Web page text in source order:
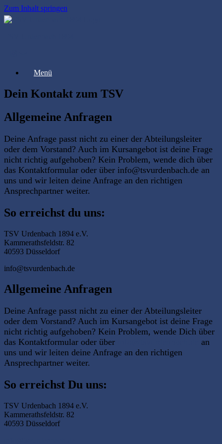
Zum Inhalt springen
Menü
Dein Kontakt zum TSV
Allgemeine Anfragen
Deine Anfrage passt nicht zu einer der Abteilungsleiter
oder dem Vorstand? Auch im Kursangebot ist deine Frage
nicht richtig aufgehoben? Kein Problem, wende dich über
das Kontaktformular oder über info@tsvurdenbach.de an
uns und wir leiten deine Anfrage an den richtigen
Ansprechpartner weiter.
So erreichst du uns:
TSV Urdenbach 1894 e.V.
Kammerathsfeldstr. 82
40593 Düsseldorf
info@tsvurdenbach.de
Allgemeine Anfragen
Deine Anfrage passt nicht zu einer der Abteilungsleiter
oder dem Vorstand? Auch im Kursangebot ist deine Frage
nicht richtig aufgehoben? Kein Problem, wende Dich über
das Kontaktformular oder über
an
uns und wir leiten deine Anfrage an den richtigen
Ansprechpartner weiter.
So erreichst Du uns:
TSV Urdenbach 1894 e.V.
Kammerathsfeldstr. 82
40593 Düsseldorf